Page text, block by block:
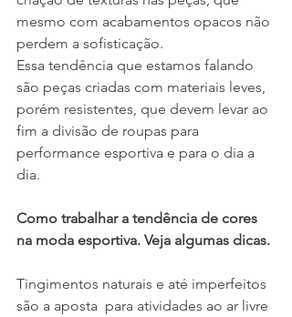
mesmo com acabamentos opacos não
perdem a sofisticação.
Essa tendência que estamos falando
são peças criadas com materiais leves,
porém resistentes, que devem levar ao
fim a divisão de roupas para
performance esportiva e para o dia a
dia.
Como trabalhar a tendência de cores
na moda esportiva. Veja algumas dicas.
Tingimentos naturais e até imperfeitos
são a aposta  para atividades ao ar livre